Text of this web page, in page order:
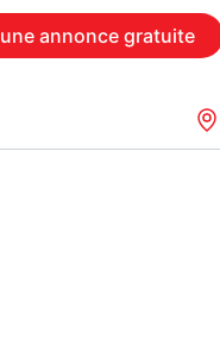
une annonce gratuite